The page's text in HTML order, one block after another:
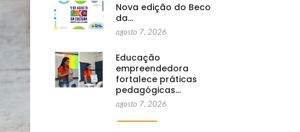
Nova edição do Beco
da…
agosto 7, 2026
Educação
empreendedora
fortalece práticas
pedagógicas…
agosto 7, 2026